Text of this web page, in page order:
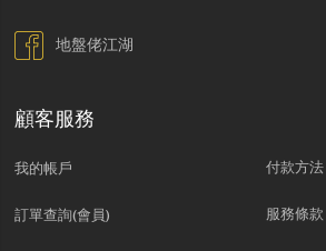
地盤佬江湖
顧客服務
我的帳戶
訂單查詢(會員)
付款方法
服務條款